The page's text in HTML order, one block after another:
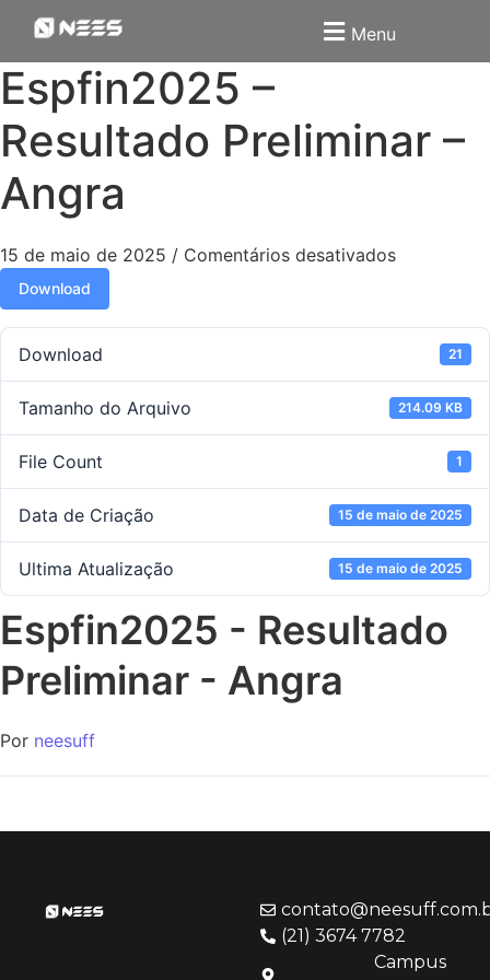
Menu
Espfin2025 –
Resultado Preliminar –
Angra
15 de maio de 2025 / Comentários desativados
Download
Download 21
Tamanho do Arquivo 214.09 KB
File Count 1
Data de Criação 15 de maio de 2025
Ultima Atualização 15 de maio de 2025
Espfin2025 - Resultado
Preliminar - Angra
Por neesuff
(21) 3674 7782
Campus